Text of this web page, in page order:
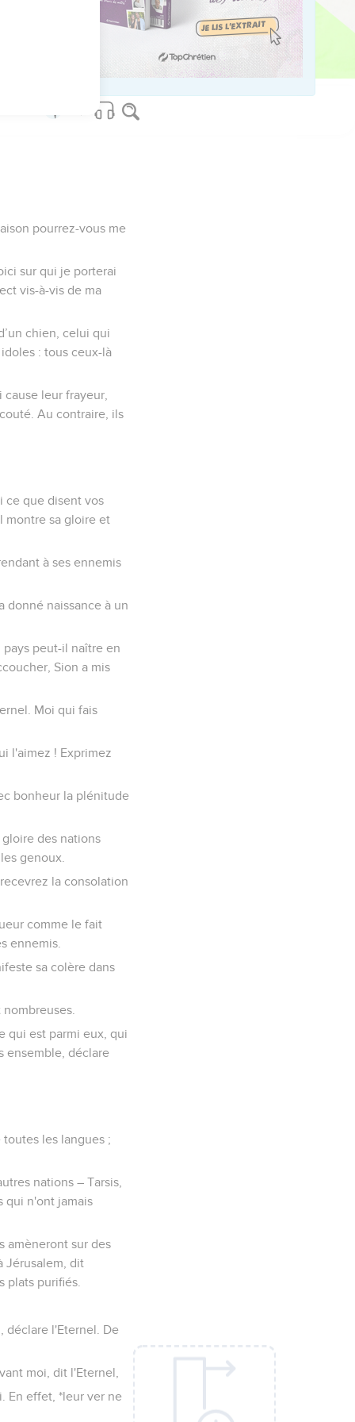
le serpent aura la
sainte, dit l'Eternel.
pourrez-vous me
sur qui je porterai
vis-à-vis de ma
chien, celui qui
: tous ceux-là
leur frayeur,
Au contraire, ils
ce que disent vos
montre sa gloire et
à ses ennemis
donné naissance à un
peut-il naître en
Sion a mis
Moi qui fais
l'aimez ! Exprimez
bonheur la plénitude
des nations
genoux.
la consolation
comme le fait
ennemis.
sa colère dans
qui est parmi eux, qui
ensemble, déclare
les langues ;
nations – Tarsis,
qui n'ont jamais
amèneront sur des
Jérusalem, dit
plats purifiés.
déclare l'Eternel. De
moi, dit l'Eternel,
En effet, *leur ver ne